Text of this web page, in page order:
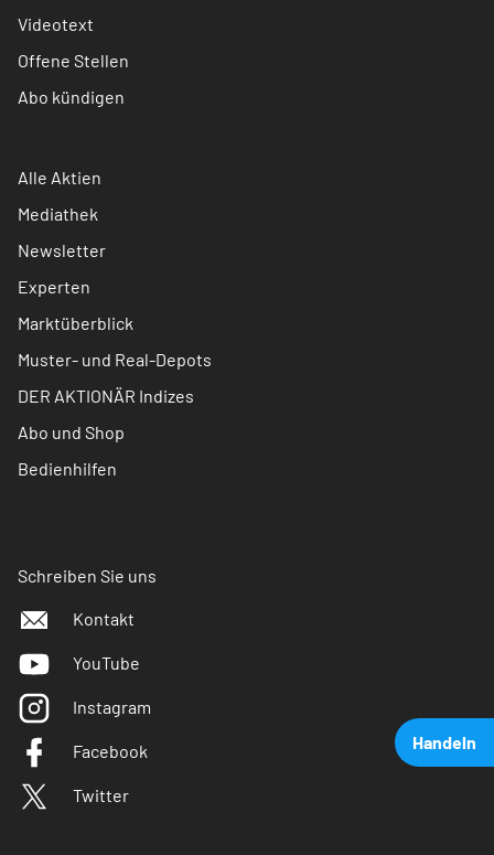
Handeln
Videotext
Offene Stellen
Abo kündigen
Alle Aktien
Mediathek
Newsletter
Experten
Marktüberblick
Muster- und Real-Depots
DER AKTIONÄR Indizes
Abo und Shop
Bedienhilfen
Schreiben Sie uns
Kontakt
YouTube
Instagram
Facebook
Twitter